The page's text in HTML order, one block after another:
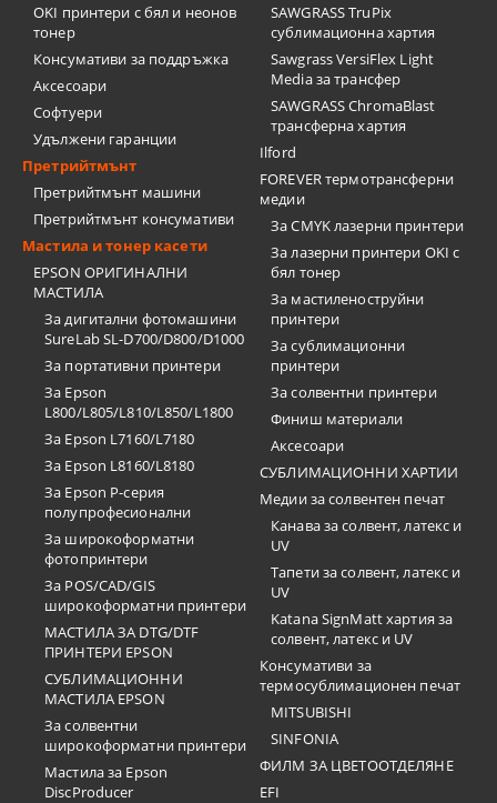
OKI принтери с бял и неонов
тонер
Консумативи за поддръжка
Аксесоари
Софтуери
Удължени гаранции
Претрийтмънт
Претрийтмънт машини
Претрийтмънт консумативи
Мастила и тонер касети
EPSON ОРИГИНАЛНИ
МАСТИЛА
За дигитални фотомашини
SureLab SL-D700/D800/D1000
За портативни принтери
За Epson
L800/L805/L810/L850/L1800
За Epson L7160/L7180
За Epson L8160/L8180
За Epson P-серия
полупрофесионални
За широкоформатни
фотопринтери
За POS/CAD/GIS
широкоформатни принтери
МАСТИЛА ЗА DTG/DTF
ПРИНТЕРИ EPSON
СУБЛИМАЦИОННИ
МАСТИЛА EPSON
За солвентни
широкоформатни принтери
Мастила за Epson
DiscProducer
SAWGRASS TruPix
сублимационна хартия
Sawgrass VersiFlex Light
Media за трансфер
SAWGRASS ChromaBlast
трансферна хартия
Ilford
FOREVER термотрансферни
медии
За CMYK лазерни принтери
За лазерни принтери OKI с
бял тонер
За мастиленоструйни
принтери
За сублимационни
принтери
За солвентни принтери
Финиш материали
Аксесоари
СУБЛИМАЦИОННИ ХАРТИИ
Медии за солвентен печат
Канава за солвент, латекс и
UV
Тапети за солвент, латекс и
UV
Katana SignMatt хартия за
солвент, латекс и UV
Консумативи за
термосублимационен печат
MITSUBISHI
SINFONIA
ФИЛМ ЗА ЦВЕТООТДЕЛЯНЕ
EFI